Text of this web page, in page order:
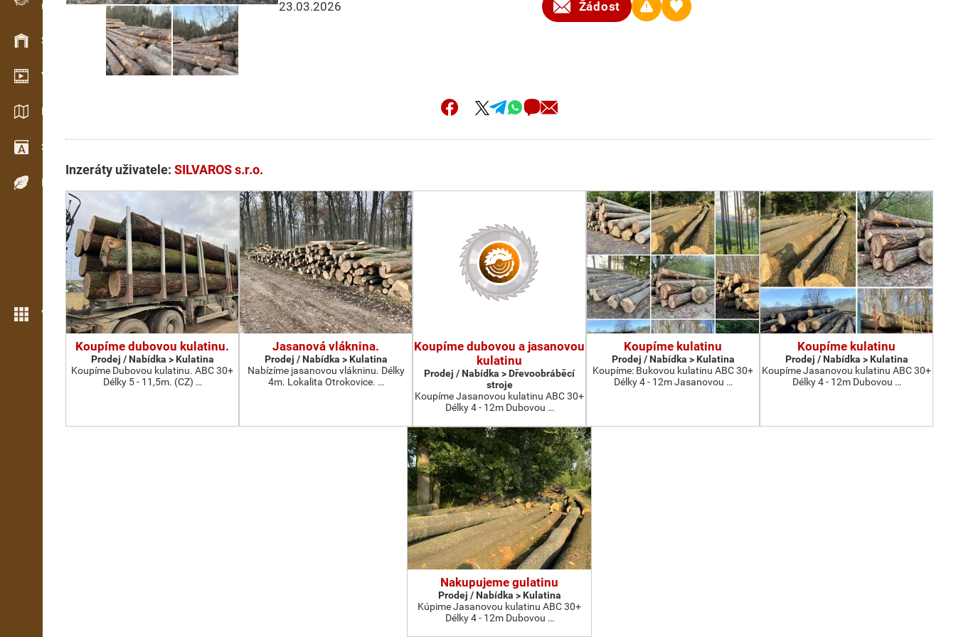
Evidence dřeva v terénu
Skladové hospodářství
Video showroom
Katalogy / Brožury
Slovník
Dřeviny
Více možností
23.03.2026 Žádost
Inzeráty uživatele: SILVAROS s.r.o.
Koupíme dubovou kulatinu.
Prodej / Nabídka > Kulatina
Koupíme Dubovou kulatinu. ABC 30+
Délky 5 - 11,5m. (CZ) …
Jasanová vláknina.
Prodej / Nabídka > Kulatina
Nabízíme jasanovou vlákninu. Délky
4m. Lokalita Otrokovice. …
Koupíme dubovou a jasanovou
kulatinu
Prodej / Nabídka > Dřevoobráběcí
stroje
Koupíme Jasanovou kulatinu ABC 30+
Délky 4 - 12m Dubovou …
Koupíme kulatinu
Prodej / Nabídka > Kulatina
Koupíme: Bukovou kulatinu ABC 30+
Délky 4 - 12m Jasanovou …
Koupíme kulatinu
Prodej / Nabídka > Kulatina
Koupíme Jasanovou kulatinu ABC 30+
Délky 4 - 12m Dubovou …
Nakupujeme gulatinu
Prodej / Nabídka > Kulatina
Kúpime Jasanovou kulatinu ABC 30+
Délky 4 - 12m Dubovou …